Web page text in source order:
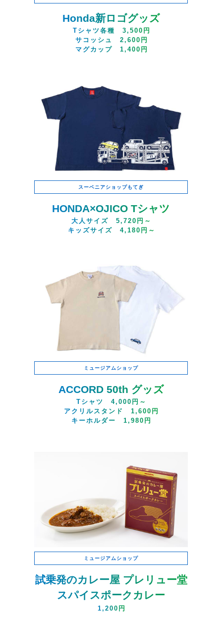
Honda新ロゴグッズ
Tシャツ各種 3,500円
サコッシュ 2,600円
マグカップ 1,400円
スーベニアショップもてぎ
HONDA×OJICO Tシャツ
大人サイズ 5,720円～
キッズサイズ 4,180円～
ミュージアムショップ
ACCORD 50th グッズ
Tシャツ 4,000円～
アクリルスタンド 1,600円
キーホルダー 1,980円
ミュージアムショップ
試乗発のカレー屋 プレリュー堂
スパイスポークカレー
1,200円